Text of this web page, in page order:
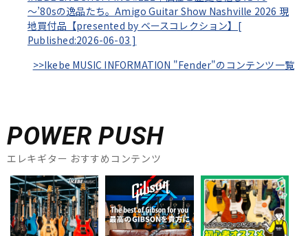
～’80sの逸品たち。Amigo Guitar Show Nashville 2026 現
地買付品【presented by ベースコレクション】[
Published:2026-06-03 ]
>>Ikebe MUSIC INFORMATION "Fender"のコンテンツ一覧
POWER PUSH
エレキギター おすすめコンテンツ